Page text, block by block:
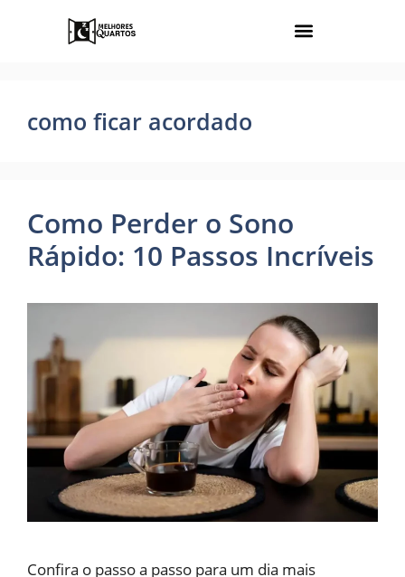
como ficar acordado
Como Perder o Sono
Rápido: 10 Passos Incríveis
Confira o passo a passo para um dia mais